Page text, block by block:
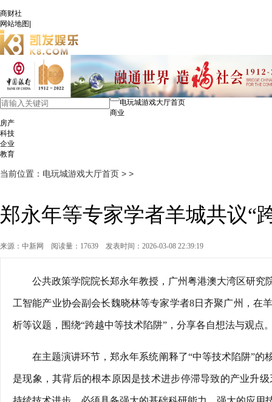
商财社
网站地图
电玩城游戏大厅首页
商业
房产
科技
企业
教育
当前位置： 电玩城游戏大厅首页 > >
郑永年等专家学者羊城共议“
来源：中新网 阅读量：17639 发表时间：2026-03-08 22:39:19
公共政策学院院长郑永年教授，广州粤港澳大湾区研
工智能产业协会副会长魏晓林等专家学者8日齐聚广州，在
析等议题，围绕“跨越中等技术陷阱”，分享各自想法与观点
在主题演讲环节，郑永年系统阐释了“中等技术陷阱”
是现象，其背后的根本原因是技术进步停滞导致的产业升